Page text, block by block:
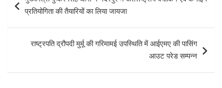
o
k
A
p
navigation
प्रतियोगिता की तैयारियों का लिया जायजा
राष्ट्रपति द्रौपदी मुर्मू की गरिमामई उपस्थिति में आईएमए की पासिंग
आउट परेड सम्पन्न